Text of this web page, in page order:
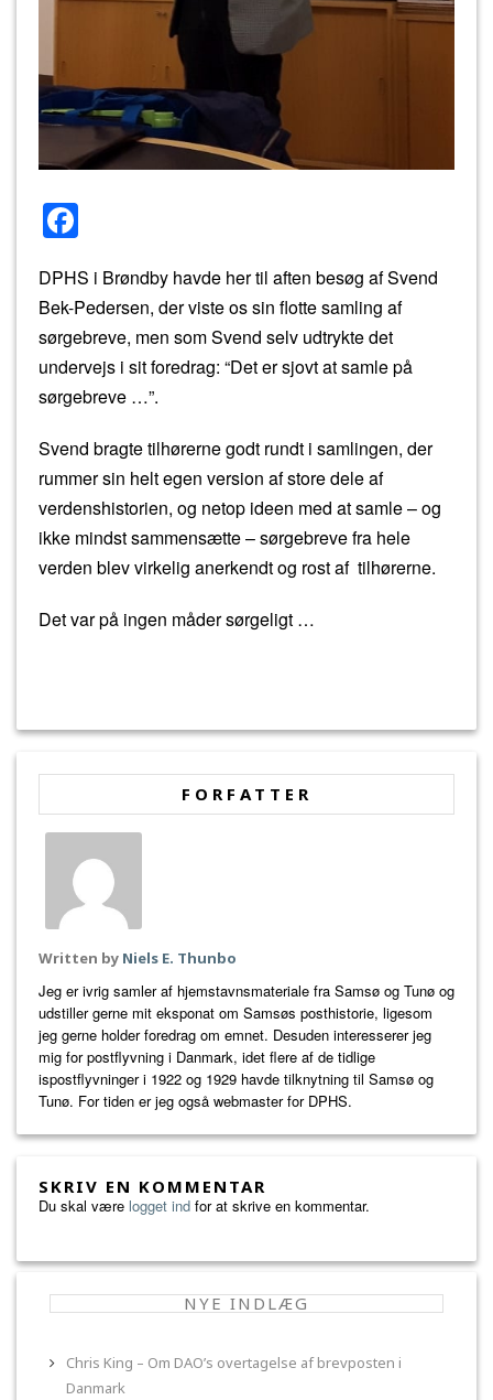
c
e
b
o
o
k
DPHS i Brøndby havde her til aften besøg af Svend
Bek-Pedersen, der viste os sin flotte samling af
sørgebreve, men som Svend selv udtrykte det
undervejs i sit foredrag: “Det er sjovt at samle på
sørgebreve …”.
Svend bragte tilhørerne godt rundt i samlingen, der
rummer sin helt egen version af store dele af
verdenshistorien, og netop ideen med at samle – og
ikke mindst sammensætte – sørgebreve fra hele
verden blev virkelig anerkendt og rost af tilhørerne.
Det var på ingen måder sørgeligt …
FORFATTER
Written by Niels E. Thunbo
Jeg er ivrig samler af hjemstavnsmateriale fra Samsø og Tunø og
udstiller gerne mit eksponat om Samsøs posthistorie, ligesom
jeg gerne holder foredrag om emnet. Desuden interesserer jeg
mig for postflyvning i Danmark, idet flere af de tidlige
ispostflyvninger i 1922 og 1929 havde tilknytning til Samsø og
Tunø. For tiden er jeg også webmaster for DPHS.
SKRIV EN KOMMENTAR
Du skal være logget ind for at skrive en kommentar.
NYE INDLÆG
Chris King – Om DAO’s overtagelse af brevposten i
Danmark